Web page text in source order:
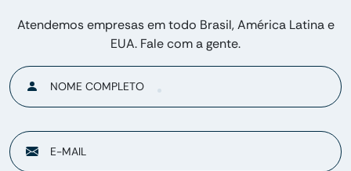
Atendemos empresas em todo Brasil, América Latina e
EUA. Fale com a gente.
NOME COMPLETO
E-MAIL